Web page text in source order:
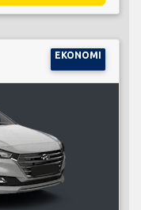
EKONOMI